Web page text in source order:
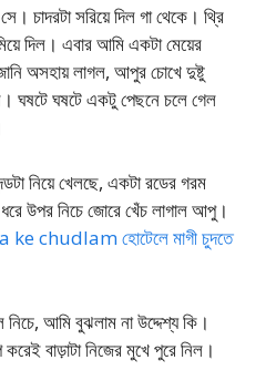
চাদরটা সরিয়ে দিল গা থেকে। থ্রি
দিল। এবার আমি একটা মেয়ের
অসহায় লাগল, আপুর চোখে দুষ্টু
ঘষটে ঘষটে একটু পেছনে চলে গেল
নিয়ে খেলছে, একটা রডের গরম
উপর নিচে জোরে খেঁচ লাগাল আপু।
ke chudlam হোটেলে মাগী চুদতে
নিচে, আমি বুঝলাম না উদ্দেশ্য কি।
বাড়াটা নিজের মুখে পুরে নিল।